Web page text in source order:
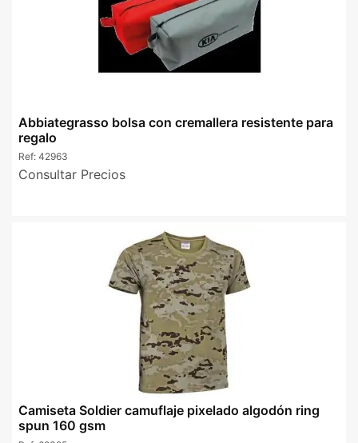
Abbiategrasso bolsa con cremallera resistente para
regalo
Ref: 42963
Consultar Precios
Camiseta Soldier camuflaje pixelado algodón ring
spun 160 gsm